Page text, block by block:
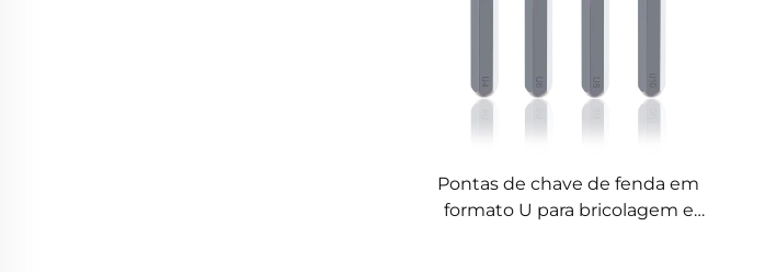
Pontas de chave de fenda em
formato U para bricolagem e